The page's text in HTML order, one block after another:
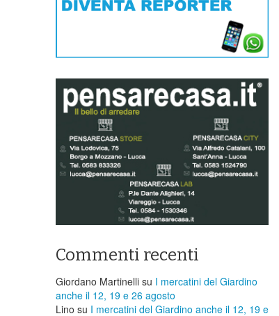
Commenti recenti
Giordano Martinelli su I mercatini del Giardino
anche il 12, 19 e 26 agosto
Lino su I mercatini del Giardino anche il 12, 19 e